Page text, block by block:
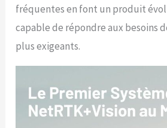
fréquentes en font un produit
capable de répondre aux besoins
plus exigeants.